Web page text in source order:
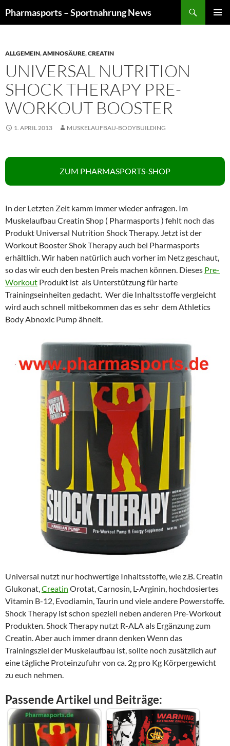
Inhalt
Pharmasports – Sportnahrung News
ALLGEMEIN,AMINOSÄURE,CREATIN
UNIVERSAL NUTRITION
SHOCK THERAPY PRE-
WORKOUT BOOSTER
1. APRIL 2013 MUSKELAUFBAU-BODYBUILDING
ZUM PHARMASPORTS-SHOP
In der Letzten Zeit kamm immer wieder anfragen. Im
Muskelaufbau Creatin Shop ( Pharmasports ) fehlt noch das
Produkt Universal Nutrition Shock Therapy. Jetzt ist der
Workout Booster Shok Therapy auch bei Pharmasports
erhältlich. Wir haben natürlich auch vorher im Netz geschaut,
so das wir euch den besten Preis machen können. Dieses Pre-
Workout Produkt ist als Unterstützung für harte
Trainingseinheiten gedacht. Wer die Inhaltsstoffe vergleicht
wird auch schnell mitbekommen das es sehr dem Athletics
Body Abnoxic Pump ähnelt.
Universal nutzt nur hochwertige Inhaltsstoffe, wie z.B. Creatin
Glukonat,Creatin Orotat, Carnosin, L-Arginin, hochdosiertes
Vitamin B-12, Evodiamin, Taurin und viele andere Powerstoffe.
Shock Therapy ist schon speziell neben anderen Pre-Workout
Produkten. Shock Therapy nutzt R-ALA als Ergänzung zum
Creatin. Aber auch immer drann denken Wenn das
Trainingsziel der Muskelaufbau ist, sollte noch zusätzlich auf
eine tägliche Proteinzufuhr von ca. 2g pro Kg Körpergewicht
zu euch nehmen.
Passende Artikel und Beiträge: